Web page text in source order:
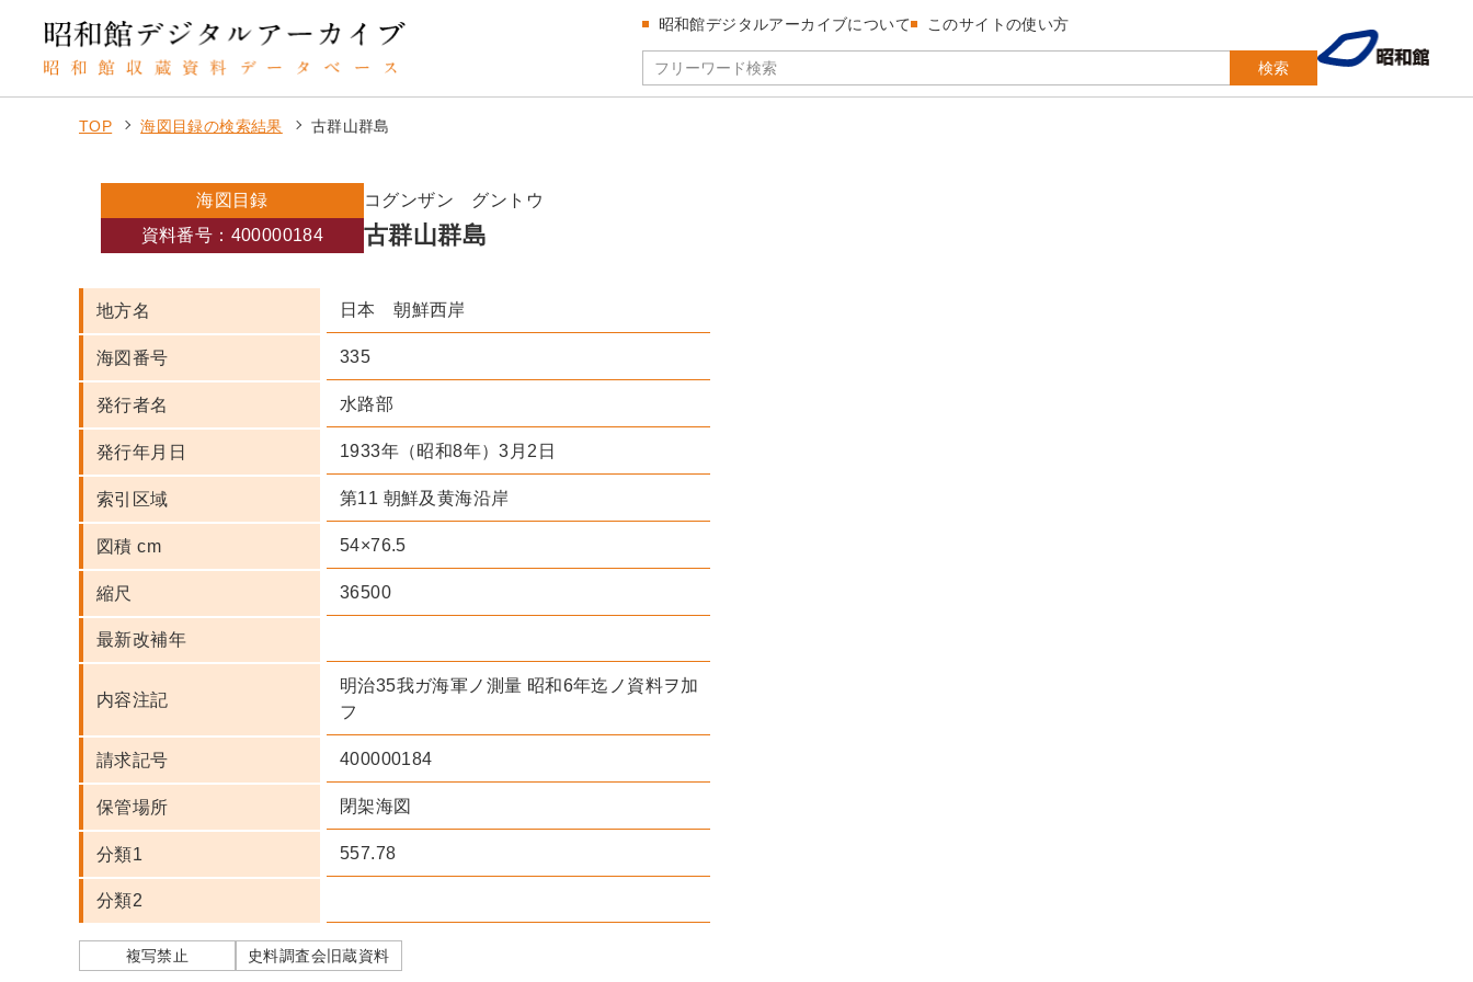
検索
昭和館デジタルアーカイブについて このサイトの使い方
TOP 海図目録の検索結果 古群山群島
海図目録
コグンザン グントウ
資料番号：400000184
古群山群島
地方名 日本 朝鮮西岸
海図番号 335
発行者名 水路部
発行年月日 1933年（昭和8年）3月2日
索引区域 第11 朝鮮及黄海沿岸
図積 cm 54×76.5
縮尺 36500
最新改補年
内容注記
明治35我ガ海軍ノ測量 昭和6年迄ノ資料ヲ加
フ
請求記号 400000184
保管場所 閉架海図
分類1 557.78
分類2
複写禁止 史料調査会旧蔵資料